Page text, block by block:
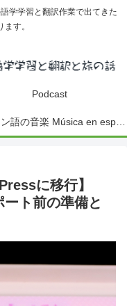
学学習と翻訳作業で出てきた
す。
Podcast
に移行】
ト前の準備と